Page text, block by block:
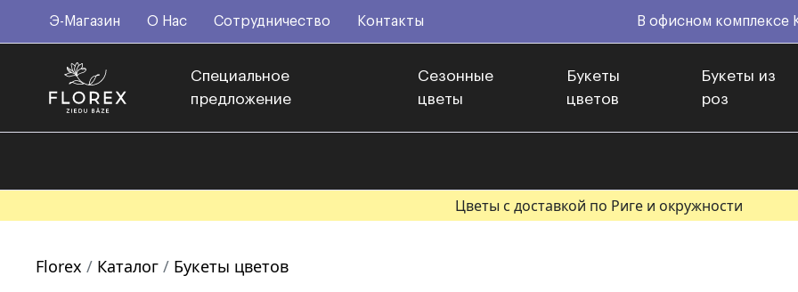
Э-Магазин О Нас Сотрудничество Контакты В офисном комплексе
Специальное
предложение
Сезонные
цветы
Букеты
цветов
Букеты из
роз
Цветы с доставкой по Риге и окружности
Florex Каталог Букеты цветов